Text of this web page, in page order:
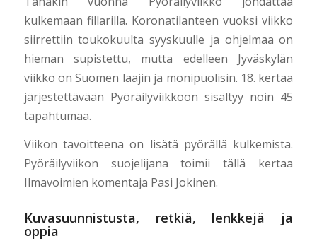
kulkemaan fillarilla. Koronatilanteen vuoksi viikko
siirrettiin toukokuulta syyskuulle ja ohjelmaa on
hieman supistettu, mutta edelleen Jyväskylän
viikko on Suomen laajin ja monipuolisin. 18. kertaa
järjestettävään Pyöräilyviikkoon sisältyy noin 45
tapahtumaa.
Viikon tavoitteena on lisätä pyörällä kulkemista.
Pyöräilyviikon suojelijana toimii tällä kertaa
Ilmavoimien komentaja Pasi Jokinen.
Kuvasuunnistusta, retkiä, lenkkejä ja
oppia